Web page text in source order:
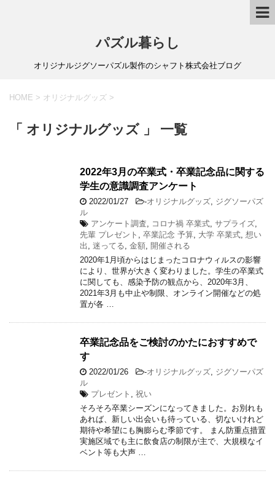
パズル暮らし
オリジナルジグソーパズル製作のシャフト株式会社ブログ
HOME > オリジナルグッズ >
「 オリジナルグッズ 」 一覧
2022年3月の卒業式・卒業記念品に関する
学生の意識調査アンケート
2022/01/27 -オリジナルグッズ ジグソーパズ
ル
アンケート調査
コロナ禍 卒業式 サプライズ
先輩 プレゼント
卒業記念 予算 大学 卒業式 想い
出
迷ってる 金額 開催される
2020年1月頃からはじまったコロナウィルスの影響
により、世界が大きく変わりました。学生の卒業式
に関しても、感染予防の観点から、2020年3月、
2021年3月も中止や制限、オンライン開催などの処
置が各 …
卒業記念品をご検討のかたにおすすめで
す
2022/01/26 -オリジナルグッズ ジグソーパズ
ル
プレゼント
祝い
そろそろ卒業シーズンになってきました。お別れも
あれば、新しい出会いも待っている、切ないけれど
期待や希望にも胸膨らむ季節です。 まん防重点措置
実施区域でも主に飲食店の制限が主で、大規模なイ
ベント等も大声 …